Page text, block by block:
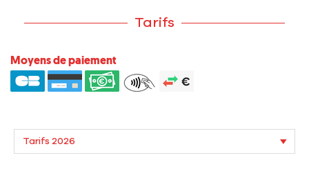
Tarifs
Moyens de paiement